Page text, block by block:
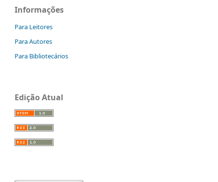
Informações
Para Leitores
Para Autores
Para Bibliotecários
Edição Atual